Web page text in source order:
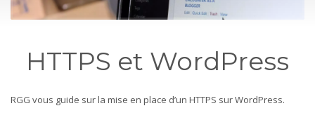
HTTPS et WordPress
RGG vous guide sur la mise en place d’un HTTPS sur WordPress.